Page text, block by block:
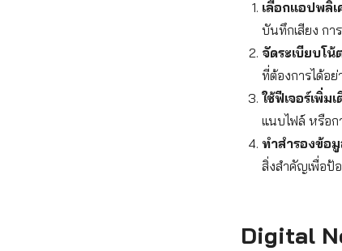
เลือกแอปพลิ
บันทึกเสียง กา
จัดระเบียบโน้
ที่ต้องการได้อย่
ใช้ฟีเจอร์เพิ่ม
แนบไฟล์ หรือก
ทำสำรองข้อ
สิ่งสำคัญเพื่อป้
Digital